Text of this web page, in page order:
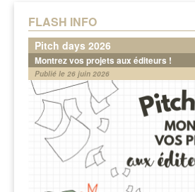
FLASH INFO
Pitch days 2026
Montrez vos projets aux éditeurs !
Publié le 26 juin 2026